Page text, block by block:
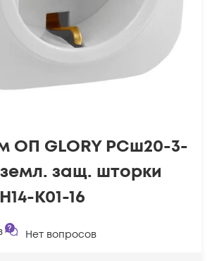
ОП GLORY РСш20-3-
защ. шторки
K01-16
Нет вопросов